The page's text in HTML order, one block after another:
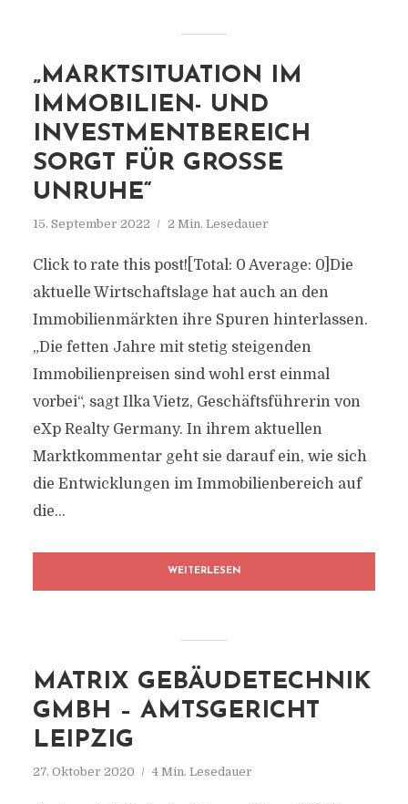
„MARKTSITUATION IM
IMMOBILIEN- UND
INVESTMENTBEREICH
SORGT FÜR GROSSE U
NRUHE“
15. September 2022 2 Min. Lesedauer
Click to rate this post![Total: 0 Average: 0]Die
aktuelle Wirtschaftslage hat auch an den
Immobilienmärkten ihre Spuren hinterlassen.
„Die fetten Jahre mit stetig steigenden
Immobilienpreisen sind wohl erst einmal
vorbei“, sagt Ilka Vietz, Geschäftsführerin von
eXp Realty Germany. In ihrem aktuellen
Marktkommentar geht sie darauf ein, wie sich
die Entwicklungen im Immobilienbereich auf
die...
WEITERLESEN
MATRIX GEBÄUDETECHNIK
GMBH – AMTSGERICHT
LEIPZIG
27. Oktober 2020 4 Min. Lesedauer